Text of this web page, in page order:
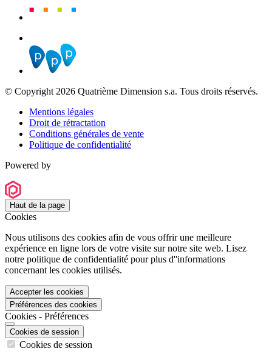
© Copyright 2026 Quatrième Dimension s.a. Tous droits réservés.
Mentions légales
Droit de rétractation
Conditions générales de vente
Politique de confidentialité
Powered by
Haut de la page
Cookies
Nous utilisons des cookies afin de vous offrir une meilleure
expérience en ligne lors de votre visite sur notre site web. Lisez
notre politique de confidentialité pour plus d''informations
concernant les cookies utilisés.
Accepter les cookies
Préférences des cookies
Cookies - Préférences
Cookies de session
Cookies de session